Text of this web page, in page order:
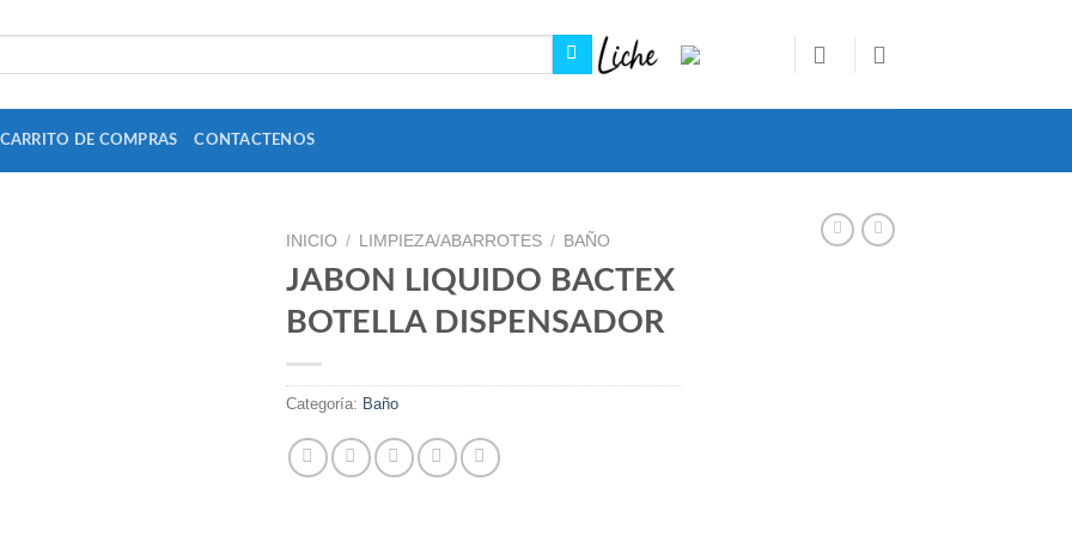
CARRITO DE COMPRAS CONTACTENOS
INICIO / LIMPIEZA/ABARROTES / BAÑO
JABON LIQUIDO BACTEX
BOTELLA DISPENSADOR
Categoría: Baño